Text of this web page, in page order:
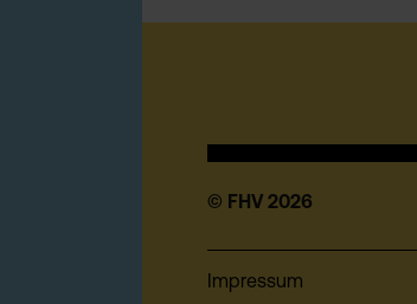
© FHV 2026
Impressum